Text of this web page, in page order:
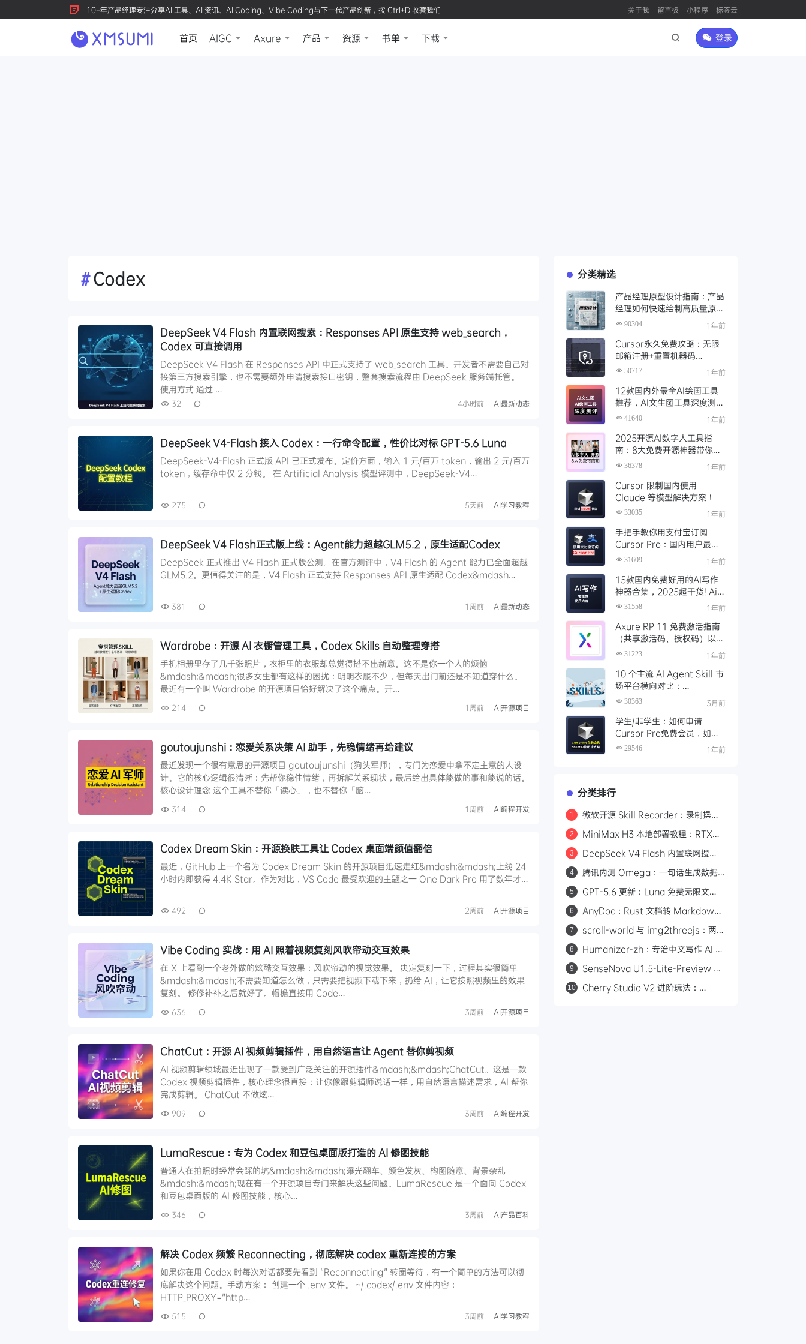
10+年产品经理专注分享AI 工具、AI 资讯、AI Coding、Vibe Coding与下一代产品创新，按 Ctrl+D 收藏我们 关于我 留言板 小程序 标签云
首页 AIGC Axure 产品 资源 书单 下载 登录
#Codex
DeepSeek V4 Flash 内置联网搜索：Responses API 原生支持 web_search，
Codex 可直接调用
DeepSeek V4 Flash 在 Responses API 中正式支持了 web_search 工具。开发者不需要自己对
接第三方搜索引擎，也不需要额外申请搜索接口密钥，整套搜索流程由 DeepSeek 服务端托管。
使用方式 通过 …
32 4小时前 AI最新动态
DeepSeek V4-Flash 接入 Codex：一行命令配置，性价比对标 GPT-5.6 Luna
DeepSeek-V4-Flash 正式版 API 已正式发布。定价方面，输入 1 元/百万 token，输出 2 元/百万
token，缓存命中仅 2 分钱。 在 Artificial Analysis 模型评测中，DeepSeek-V4…
275 5天前 AI学习教程
DeepSeek V4 Flash正式版上线：Agent能力超越GLM5.2，原生适配Codex
DeepSeek 正式推出 V4 Flash 正式版公测。在官方测评中，V4 Flash 的 Agent 能力已全面超越
GLM5.2。更值得关注的是，V4 Flash 正式支持 Responses API 原生适配 Codex&mdash…
381 1周前 AI最新动态
Wardrobe：开源 AI 衣橱管理工具，Codex Skills 自动整理穿搭
手机相册里存了几千张照片，衣柜里的衣服却总觉得搭不出新意。这不是你一个人的烦恼
&mdash;&mdash;很多女生都有这样的困扰：明明衣服不少，但每天出门前还是不知道穿什么。
最近有一个叫 Wardrobe 的开源项目恰好解决了这个痛点。开…
214 1周前 AI开源项目
goutoujunshi：恋爱关系决策 AI 助手，先稳情绪再给建议
最近发现一个很有意思的开源项目 goutoujunshi（狗头军师），专门为恋爱中拿不定主意的人设
计。它的核心逻辑很清晰：先帮你稳住情绪，再拆解关系现状，最后给出具体能做的事和能说的话。
核心设计理念 这个工具不替你「读心」，也不替你「脑…
314 1周前 AI编程开发
Codex Dream Skin：开源换肤工具让 Codex 桌面端颜值翻倍
最近，GitHub 上一个名为 Codex Dream Skin 的开源项目迅速走红&mdash;&mdash;上线 24
小时内即获得 4.4K Star。作为对比，VS Code 最受欢迎的主题之一 One Dark Pro 用了数年才…
492 2周前 AI开源项目
Vibe Coding 实战：用 AI 照着视频复刻风吹帘动交互效果
在 X 上看到一个老外做的炫酷交互效果：风吹帘动的视觉效果。 决定复刻一下，过程其实很简单
&mdash;&mdash;不需要知道怎么做，只需要把视频下载下来，扔给 AI，让它按照视频里的效果
复刻。 修修补补之后就好了。帽檐直接用 Code…
636 3周前 AI开源项目
ChatCut：开源 AI 视频剪辑插件，用自然语言让 Agent 替你剪视频
AI 视频剪辑领域最近出现了一款受到广泛关注的开源插件&mdash;&mdash;ChatCut。这是一款
Codex 视频剪辑插件，核心理念很直接：让你像跟剪辑师说话一样，用自然语言描述需求，AI 帮你
完成剪辑。 ChatCut 不做炫…
909 3周前 AI编程开发
LumaRescue：专为 Codex 和豆包桌面版打造的 AI 修图技能
普通人在拍照时经常会踩的坑&mdash;&mdash;曝光翻车、颜色发灰、构图随意、背景杂乱
&mdash;&mdash;现在有一个开源项目专门来解决这些问题。LumaRescue 是一个面向 Codex
和豆包桌面版的 AI 修图技能，核心…
346 3周前 AI产品百科
解决 Codex 频繁 Reconnecting，彻底解决 codex 重新连接的方案
如果你在用 Codex 时每次对话都要先看到 "Reconnecting" 转圈等待，有一个简单的方法可以彻
底解决这个问题。手动方案： 创建一个 .env 文件。 ~/.codex/.env 文件内容：
HTTP_PROXY="http…
515 3周前 AI学习教程
分类精选
产品经理原型设计指南：产品
经理如何快速绘制高质量原
型？（附步骤与资源）
90304 1年前
Cursor永久免费攻略：无限
邮箱注册+重置机器码
+Cursor试用期重置工具实现
50717 1年前
12款国内外最全AI绘画工具
推荐，AI文生图工具深度测评
与场景化对比
41640 1年前
2025开源AI数字人工具指
南：8大免费开源神器带你免
费解锁可商用的AI数字人
36378 1年前
Cursor 限制国内使用
Claude 等模型解决方案！
33035 1年前
手把手教你用支付宝订阅
Cursor Pro：国内用户最全
开通教程（附取消自动扣费）
31609 1年前
15款国内免费好用的AI写作
神器合集，2025超干货! Ai
写作工具推荐，支持论文长文
31558 1年前
Axure RP 11 免费激活指南
（共享激活码、授权码）以及
永久激活方法分享
31223 1年前
10 个主流 AI Agent Skill 市
场平台横向对比：
Clawhub、Skillsmp、
30363 3月前
学生/非学生：如何申请
Cursor Pro免费会员，如何
通过SheerID验证快速激活全
29546 1年前
分类排行
1
微软开源 Skill Recorder：录制操作
2
MiniMax H3 本地部署教程：RTX
3
DeepSeek V4 Flash 内置联网搜
web_search，Codex 可直接调用
4
腾讯内测 Omega：一句话生成数据
5
GPT-5.6 更新：Luna 免费无限文
6
AnyDoc：Rust 文档转 Markdown
7
scroll-world 与 img2threejs：两个
做网页和 3D 模型
8
Humanizer-zh：专治中文写作 AI 味
9
SenseNova U1.5-Lite-Preview 开
4K 图像生成与编辑
10
Cherry Studio V2 进阶玩法：